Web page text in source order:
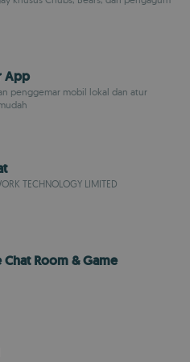
App
penggemar mobil lokal dan atur
TECHNOLOGY LIMITED
Room & Game